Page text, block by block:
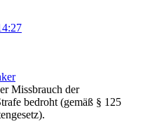
Missbrauch der
bedroht (gemäß § 125